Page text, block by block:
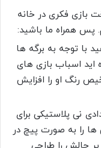
بازی فکری در خانه
پس همراه ما باشید:
با توجه به برگه ها
اید اسباب بازی های
رنگ او را افزایش
نی پلاستیکی برای
را به صورت پیچ در